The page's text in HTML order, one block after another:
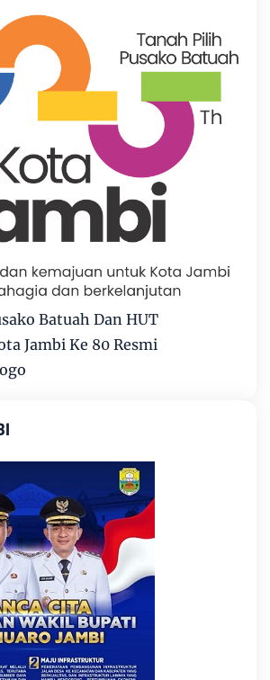
Batuah Dan HUT
Jambi Ke 80 Resmi